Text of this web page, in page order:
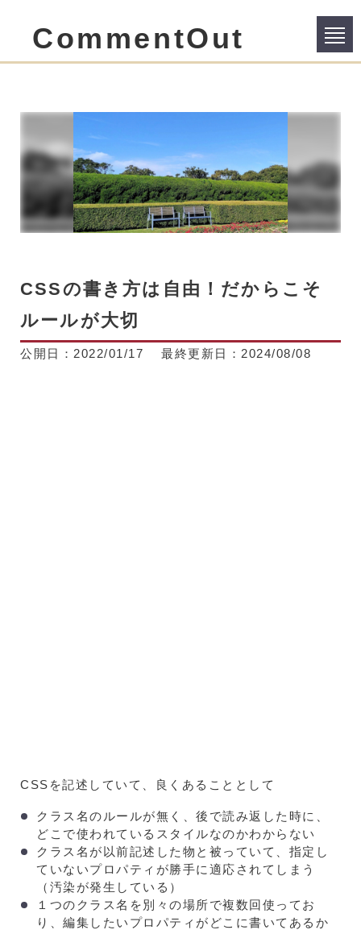
CommentOut
CSSの書き方は自由！だからこそ
ルールが大切
公開日： 2022/01/17 最終更新日： 2024/08/08
CSSを記述していて、良くあることとして
クラス名のルールが無く、後で読み返した時に、
どこで使われているスタイルなのかわからない
クラス名が以前記述した物と被っていて、指定し
ていないプロパティが勝手に適応されてしまう
（汚染が発生している）
１つのクラス名を別々の場所で複数回使ってお
り、編集したいプロパティがどこに書いてあるか